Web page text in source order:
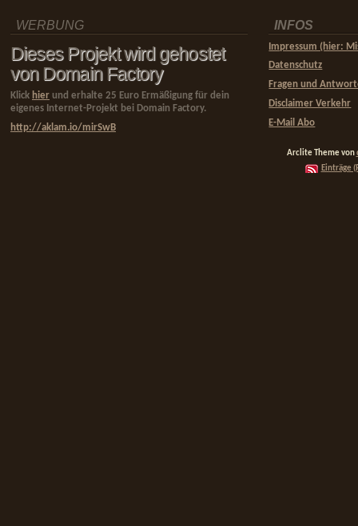
WERBUNG
Dieses Projekt wird gehostet
von Domain Factory
Klick hier und erhalte 25 Euro Ermäßigung für dein
eigenes Internet-Projekt bei Domain Factory.
http://aklam.io/mirSwB
INFOS
Impressum (hier:
Datenschutz
Fragen und
Disclaimer Verkehr
E-Mail Abo
Arclite Theme von
Einträge